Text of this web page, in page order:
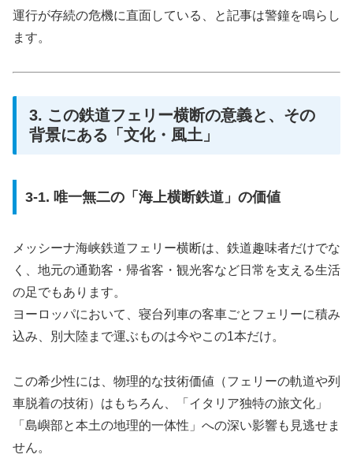
運行が存続の危機に直面している、と記事は警鐘を鳴らし
ます。
3. この鉄道フェリー横断の意義と、その
背景にある「文化・風土」
3-1. 唯一無二の「海上横断鉄道」の価値
メッシーナ海峡鉄道フェリー横断は、鉄道趣味者だけでな
く、地元の通勤客・帰省客・観光客など日常を支える生活
の足でもあります。
ヨーロッパにおいて、寝台列車の客車ごとフェリーに積み
込み、別大陸まで運ぶものは今やこの1本だけ。
この希少性には、物理的な技術価値（フェリーの軌道や列
車脱着の技術）はもちろん、「イタリア独特の旅文化」
「島嶼部と本土の地理的一体性」への深い影響も見逃せま
せん。